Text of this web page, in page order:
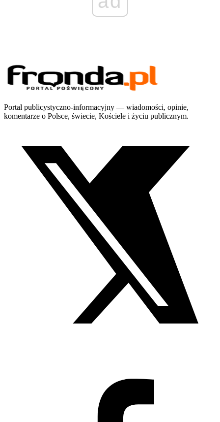
Portal publicystyczno-informacyjny — wiadomości, opinie,
komentarze o Polsce, świecie, Kościele i życiu publicznym.